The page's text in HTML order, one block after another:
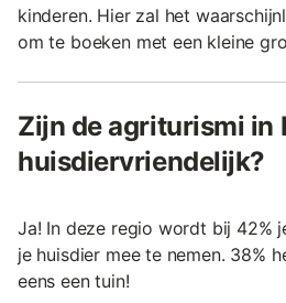
kinderen. Hier zal het
om te boeken met een kleine
Zijn de agriturismi in
huisdiervriendelijk?
Ja! In deze regio wordt bij 42%
je huisdier mee te nemen. 38%
eens een tuin!